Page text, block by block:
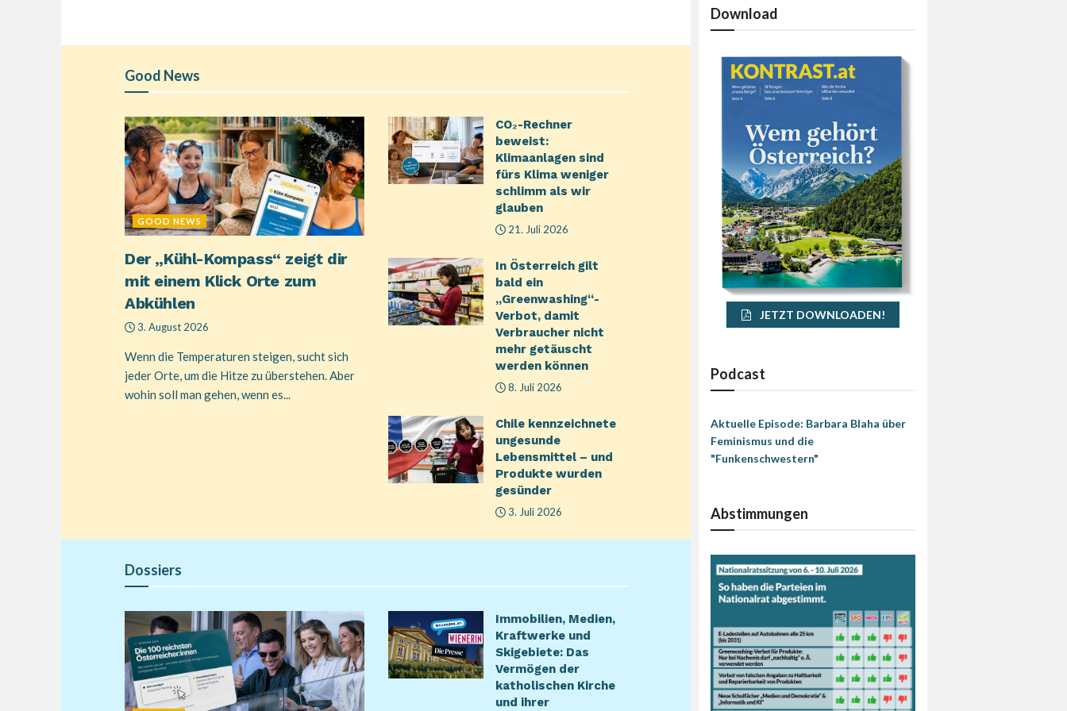
Good News
GOOD NEWS
Der „Kühl-Kompass“ zeigt dir
mit einem Klick Orte zum
Abkühlen
3. August 2026
Wenn die Temperaturen steigen, sucht sich
jeder Orte, um die Hitze zu überstehen. Aber
wohin soll man gehen, wenn es...
CO₂-Rechner
beweist:
Klimaanlagen sind
fürs Klima weniger
schlimm als wir
glauben
21. Juli 2026
In Österreich gilt
bald ein
„Greenwashing“-
Verbot, damit
Verbraucher nicht
mehr getäuscht
werden können
8. Juli 2026
Chile kennzeichnete
ungesunde
Lebensmittel – und
Produkte wurden
gesünder
3. Juli 2026
Dossiers
Immobilien, Medien,
Kraftwerke und
Skigebiete: Das
Vermögen der
katholischen Kirche
und ihrer
Download
JETZT DOWNLOADEN!
Podcast
Aktuelle Episode: Barbara Blaha über
Feminismus und die
"Funkenschwestern"
Abstimmungen